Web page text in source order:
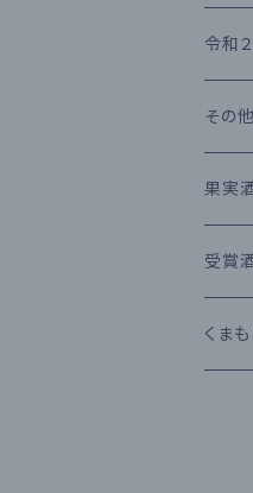
熊本
高橋
堤酒
恒松
豊永酒
鳥飼
長期
受賞
アル
アル
アル
麦焼
ウイ
ブラ
カクテ
ワイン
お茶
味噌・
お菓
お酒
令和
その
果実
受賞
くま